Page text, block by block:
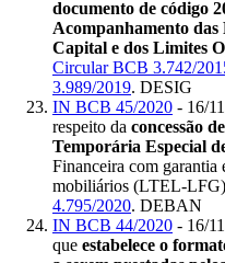
documento de código
Acompanhamento das
Capital e dos Limites
Circular BCB 3.742/
3.989/2019. DESIG
IN BCB 45/2020 - 16/
respeito da concessão
Temporária Especial
Financeira com garantia
mobiliários (LTEL-
4.795/2020. DEBAN
IN BCB 44/2020 - 16/
que estabelece o